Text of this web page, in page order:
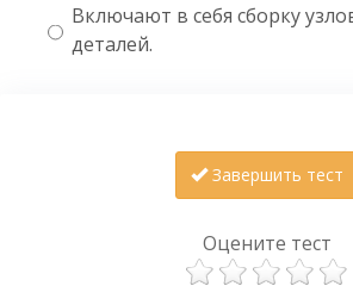
Включают в себя сборку
деталей.
Завершить тест
Оцените тест